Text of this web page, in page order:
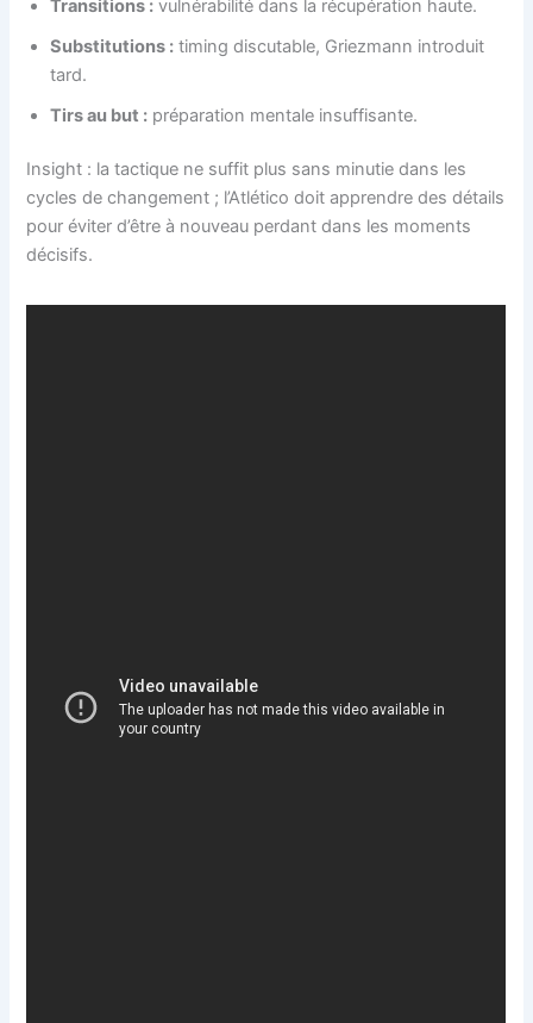
Transitions : vulnérabilité dans la récupération haute.
Substitutions : timing discutable, Griezmann introduit
tard.
Tirs au but : préparation mentale insuffisante.
Insight : la tactique ne suffit plus sans minutie dans les
cycles de changement ; l’Atlético doit apprendre des détails
pour éviter d’être à nouveau perdant dans les moments
décisifs.